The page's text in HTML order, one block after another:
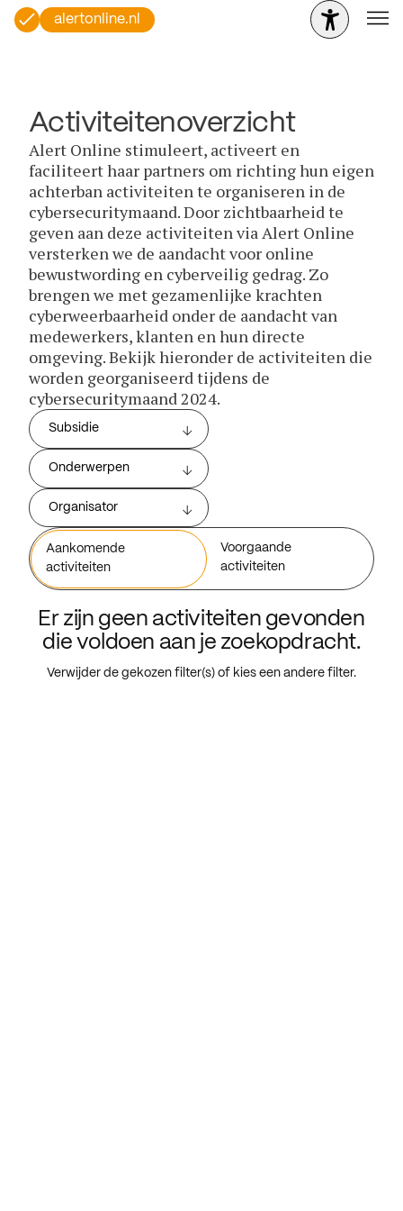
alertonline.nl
Activiteitenoverzicht
Alert Online stimuleert, activeert en
faciliteert haar partners om richting hun eigen
achterban activiteiten te organiseren in de
cybersecuritymaand. Door zichtbaarheid te
geven aan deze activiteiten via Alert Online
versterken we de aandacht voor online
bewustwording en cyberveilig gedrag. Zo
brengen we met gezamenlijke krachten
cyberweerbaarheid onder de aandacht van
medewerkers, klanten en hun directe
omgeving. Bekijk hieronder de activiteiten die
worden georganiseerd tijdens de
cybersecuritymaand 2024.
Subsidie
Onderwerpen
Organisator
Aankomende
activiteiten
Voorgaande
activiteiten
Er zijn geen activiteiten gevonden
die voldoen aan je zoekopdracht.
Verwijder de gekozen filter(s) of kies een andere filter.